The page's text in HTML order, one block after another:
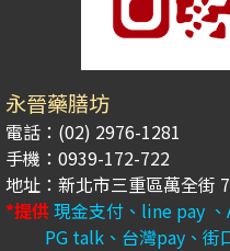
永晉藥膳坊
電話：(02) 2976-1281
手機：0939-172-722
地址：新北市三重區萬全街
*提供現金支付、line pay
PG talk、台灣pay、街